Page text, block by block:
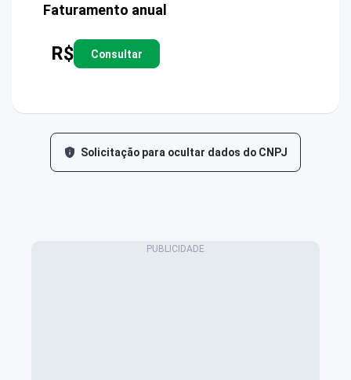
Faturamento anual
R$ Consultar
Solicitação para ocultar dados do CNPJ